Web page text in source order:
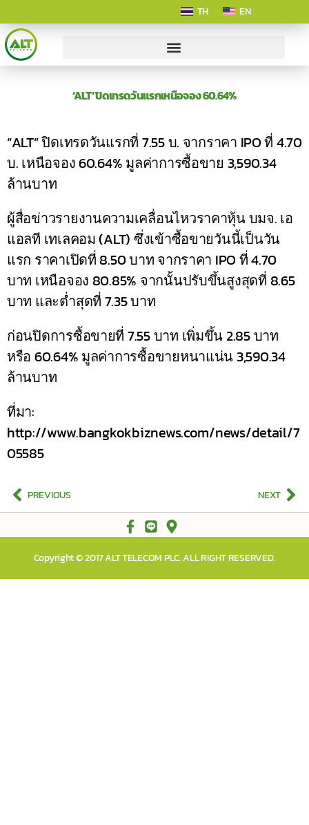
TH EN
‘ALT’ ปิดเทรดวันแรกเหนือจอง 60.64%
“ALT” ปิดเทรดวันแรกที่ 7.55 บ. จากราคา IPO ที่ 4.70
บ. เหนือจอง 60.64% มูลค่าการซื้อขาย 3,590.34
ล้านบาท
ผู้สื่อข่าวรายงานความเคลื่อนไหวราคาหุ้น บมจ. เอ
แอลที เทเลคอม (ALT) ซึ่งเข้าซื้อขายวันนี้เป็นวัน
แรก ราคาเปิดที่ 8.50 บาท จากราคา IPO ที่ 4.70
บาท เหนือจอง 80.85% จากนั้นปรับขึ้นสูงสุดที่ 8.65
บาท และต่ำสุดที่ 7.35 บาท
ก่อนปิดการซื้อขายที่ 7.55 บาท เพิ่มขึ้น 2.85 บาท
หรือ 60.64% มูลค่าการซื้อขายหนาแน่น 3,590.34
ล้านบาท
ที่มา:
http://www.bangkokbiznews.com/news/detail/7
05585
PREVIOUS NEXT
Copyright © 2017 ALT TELECOM PLC. ALL RIGHT RESERVED.